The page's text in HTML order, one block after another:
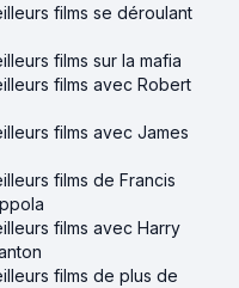
films se déroulant
films sur la mafia
films avec Robert
films avec James
films de Francis
films avec Harry
films de plus de